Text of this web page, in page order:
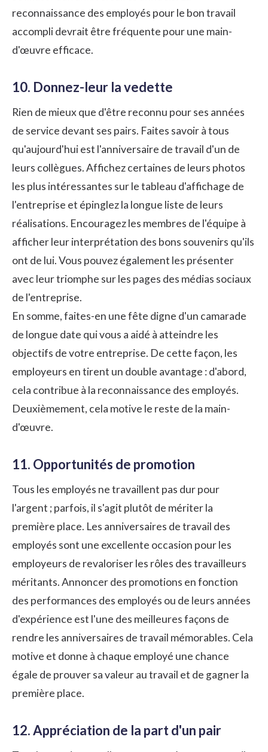
reconnaissance des employés pour le bon travail
accompli devrait être fréquente pour une main-
d'œuvre efficace.
10. Donnez-leur la vedette
Rien de mieux que d'être reconnu pour ses années
de service devant ses pairs. Faites savoir à tous
qu'aujourd'hui est l'anniversaire de travail d'un de
leurs collègues. Affichez certaines de leurs photos
les plus intéressantes sur le tableau d'affichage de
l'entreprise et épinglez la longue liste de leurs
réalisations. Encouragez les membres de l'équipe à
afficher leur interprétation des bons souvenirs qu'ils
ont de lui. Vous pouvez également les présenter
avec leur triomphe sur les pages des médias sociaux
de l'entreprise.
En somme, faites-en une fête digne d'un camarade
de longue date qui vous a aidé à atteindre les
objectifs de votre entreprise. De cette façon, les
employeurs en tirent un double avantage : d'abord,
cela contribue à la reconnaissance des employés.
Deuxièmement, cela motive le reste de la main-
d'œuvre.
11. Opportunités de promotion
Tous les employés ne travaillent pas dur pour
l'argent ; parfois, il s'agit plutôt de mériter la
première place. Les anniversaires de travail des
employés sont une excellente occasion pour les
employeurs de revaloriser les rôles des travailleurs
méritants. Annoncer des promotions en fonction
des performances des employés ou de leurs années
d'expérience est l'une des meilleures façons de
rendre les anniversaires de travail mémorables. Cela
motive et donne à chaque employé une chance
égale de prouver sa valeur au travail et de gagner la
première place.
12. Appréciation de la part d'un pair